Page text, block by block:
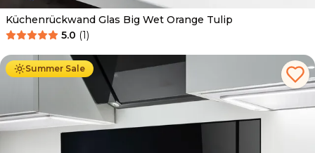
Küchenrückwand Glas Big Wet Orange Tulip
5.0 (1)
Summer Sale
Ab 69.90 € 34.90